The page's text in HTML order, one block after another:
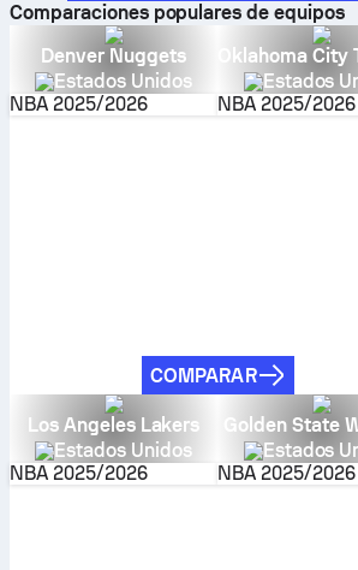
Comparaciones populares de equipos
Denver Nuggets
Estados Unidos
NBA 2025/2026
Oklahoma City
Estados
NBA 2025/2026
COMPARAR
Los Angeles Lakers
Estados Unidos
NBA 2025/2026
Golden State
Estados
NBA 2025/2026